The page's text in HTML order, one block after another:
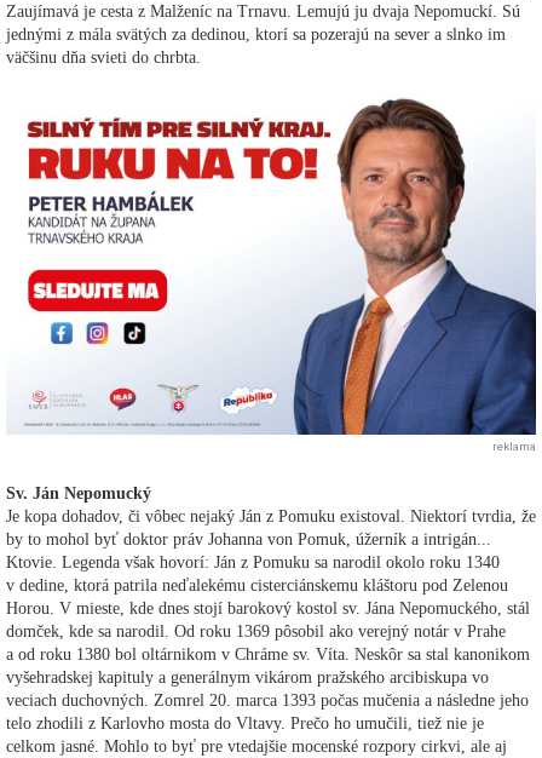
Zaujímavá je cesta z Malženíc na Trnavu. Lemujú ju dvaja Nepomuckí. Sú
jednými z mála svätých za dedinou, ktorí sa pozerajú na sever a slnko im
väčšinu dňa svieti do chrbta.
reklama
Sv. Ján Nepomucký
Je kopa dohadov, či vôbec nejaký Ján z Pomuku existoval. Niektorí tvrdia, že
by to mohol byť doktor práv Johanna von Pomuk, úžerník a intrigán...
Ktovie. Legenda však hovorí: Ján z Pomuku sa narodil okolo roku 1340
v dedine, ktorá patrila neďalekému cisterciánskemu kláštoru pod Zelenou
Horou. V mieste, kde dnes stojí barokový kostol sv. Jána Nepomuckého, stál
domček, kde sa narodil. Od roku 1369 pôsobil ako verejný notár v Prahe
a od roku 1380 bol oltárnikom v Chráme sv. Víta. Neskôr sa stal kanonikom
vyšehradskej kapituly a generálnym vikárom pražského arcibiskupa vo
veciach duchovných. Zomrel 20. marca 1393 počas mučenia a následne jeho
telo zhodili z Karlovho mosta do Vltavy. Prečo ho umučili, tiež nie je
celkom jasné. Mohlo to byť pre vtedajšie mocenské rozpory cirkvi, ale aj